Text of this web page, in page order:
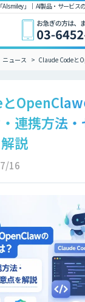
」｜ AI製品・サービス
ニュース Claude Codeと
OpenClaw
連携方法・
説
16